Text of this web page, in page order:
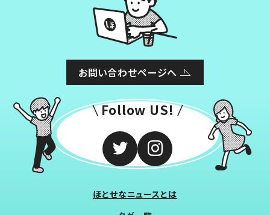
お問い合わせページへ
Follow US!
ほとせなニュースとは